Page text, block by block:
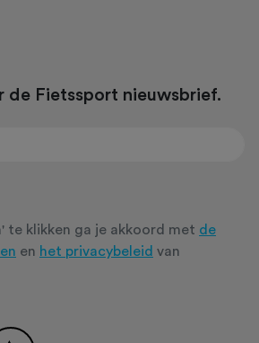
de Fietssport nieuwsbrief.
te klikken ga je akkoord met de
en het privacybeleid van